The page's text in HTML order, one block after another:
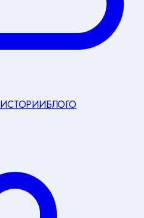
ИСТОРИИБЛОГО